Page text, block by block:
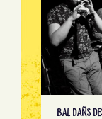
BAL DAÑS